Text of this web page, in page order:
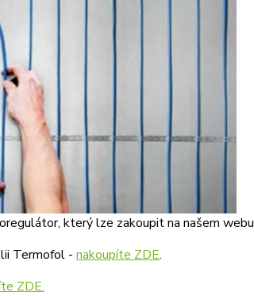
který lze zakoupit na našem webu
Termofol - nakoupíte ZDE.
ZDE.